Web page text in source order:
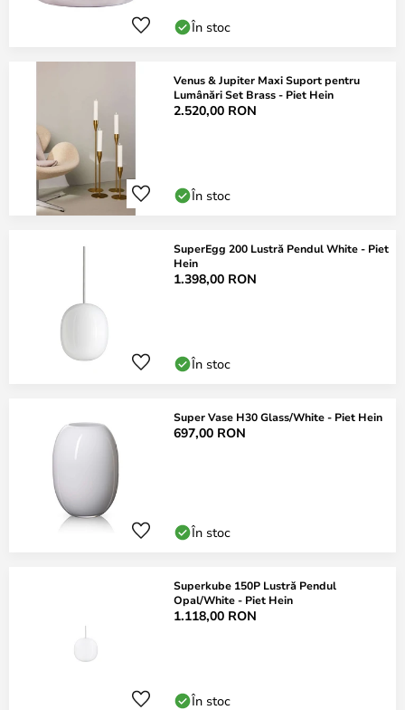
În stoc
Venus & Jupiter Maxi Suport pentru
Lumânări Set Brass - Piet Hein
2.520,00 RON
În stoc
SuperEgg 200 Lustră Pendul White - Piet
Hein
1.398,00 RON
În stoc
Super Vase H30 Glass/White - Piet Hein
697,00 RON
În stoc
Superkube 150P Lustră Pendul
Opal/White - Piet Hein
1.118,00 RON
În stoc